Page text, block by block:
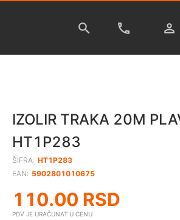
IZOLIR TRAKA 20M
HT1P283
ŠIFRA: HT1P283
EAN: 5902801010675
110.00 RSD
PDV JE URAČUNAT U CENU